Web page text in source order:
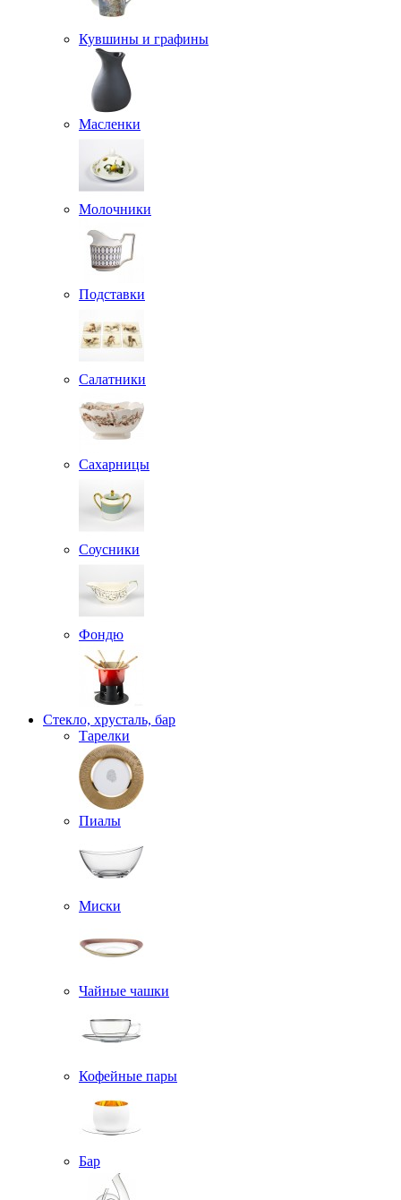
Кувшины и графины
Масленки
Молочники
Подставки
Салатники
Сахарницы
Соусники
Фондю
Стекло, хрусталь, бар
Тарелки
Пиалы
Миски
Чайные чашки
Кофейные пары
Бар